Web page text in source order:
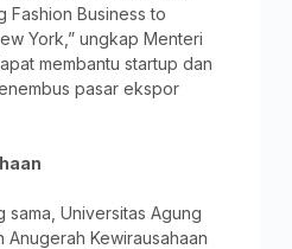
Fashion Business to
York,” ungkap Menteri
membantu startup dan
pasar ekspor
sama, Universitas Agung
Kewirausahaan